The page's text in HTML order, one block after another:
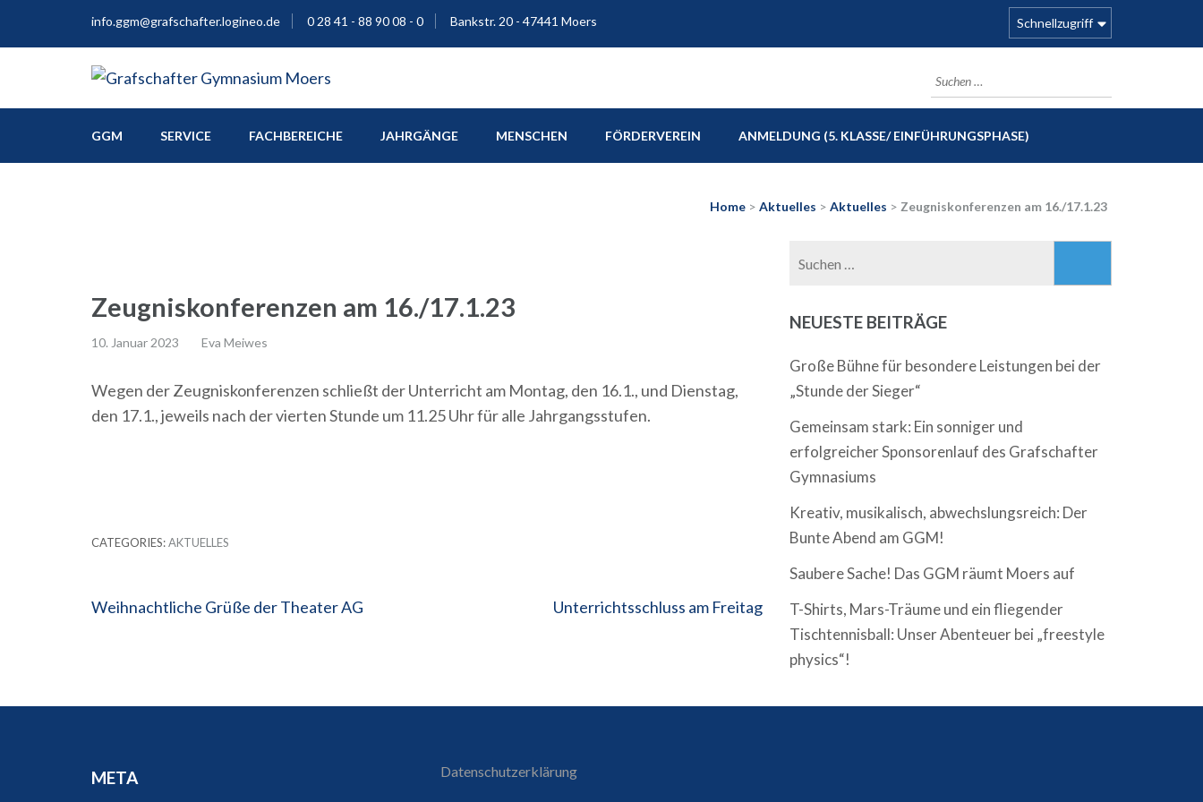
info.ggm@grafschafter.logineo.de 0 28 41 - 88 90 08 - 0 Bankstr. 20 - 47441 Moers Schnellzugriff
Grafschafter Gymnasium Moers
Suchen
nach:
GGM SERVICE FACHBEREICHE JAHRGÄNGE MENSCHEN FÖRDERVEREIN ANMELDUNG (5. KLASSE/ EINFÜHRUNGSPHASE)
Home > Aktuelles > Aktuelles > Zeugniskonferenzen am 16./17.1.23
Zeugniskonferenzen am 16./17.1.23
10. Januar 2023 Eva Meiwes
Wegen der Zeugniskonferenzen schließt der Unterricht am Montag, den 16.1., und Dienstag,
den 17.1., jeweils nach der vierten Stunde um 11.25 Uhr für alle Jahrgangsstufen.
CATEGORIES:AKTUELLES
Beitragsnavigation
Weihnachtliche Grüße der Theater AG Unterrichtsschluss am Freitag
NEUESTE BEITRÄGE
Große Bühne für besondere Leistungen bei der
„Stunde der Sieger“
Gemeinsam stark: Ein sonniger und
erfolgreicher Sponsorenlauf des Grafschafter
Gymnasiums
Kreativ, musikalisch, abwechslungsreich: Der
Bunte Abend am GGM!
Saubere Sache! Das GGM räumt Moers auf
T-Shirts, Mars-Träume und ein fliegender
Tischtennisball: Unser Abenteuer bei „freestyle
physics“!
META Datenschutzerklärung